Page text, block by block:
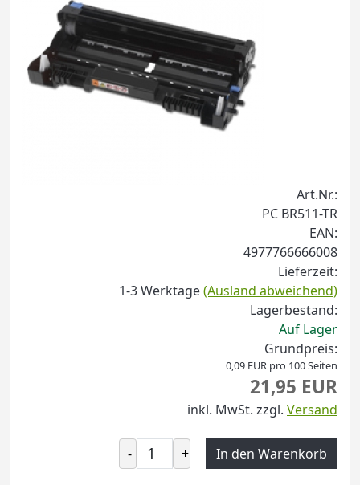
Art.Nr.:
PC BR511-TR
EAN:
4977766666008
Lieferzeit:
1-3 Werktage(Ausland abweichend)
Lagerbestand:
Auf Lager
Grundpreis:
0,09 EUR pro 100 Seiten
21,95 EUR
inkl. MwSt. zzgl. Versand
- + In den Warenkorb